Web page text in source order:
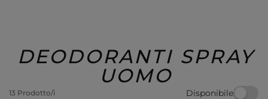
Regalo
DEODORANTI SPRAY
UOMO
13 Prodotto/i Disponibile